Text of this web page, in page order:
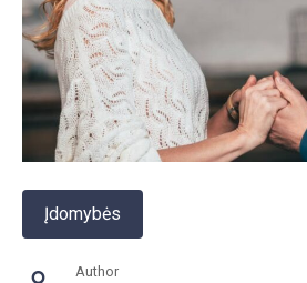
Įdomybės
Author